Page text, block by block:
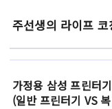
주선생의 라이프 코
가정용 삼성 프린터
(일반 프린터기 VS